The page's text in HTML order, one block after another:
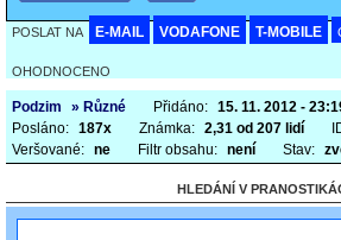
POSLAT NA E-MAIL VODAFONE T-MOBILE
OHODNOCENO
Podzim » Různé Přidáno: 15. 11. 2012 -
Posláno: 187x Známka: 2,31 od 207 lidí
Veršované: ne Filtr obsahu: není Stav:
HLEDÁNÍ V